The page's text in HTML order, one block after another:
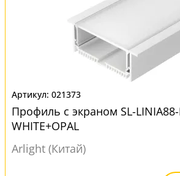
021373
Профиль с экраном SL-
WHITE+OPAL
Arlight (Китай)